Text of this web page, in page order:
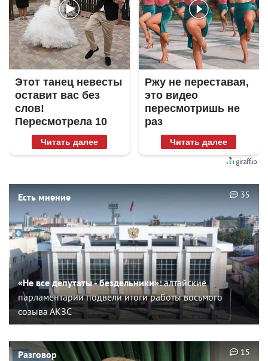
Этот танец невесты
оставит вас без
слов!
Пересмотрела 10
раз
Читать далее
Ржу не переставая,
это видео
пересмотришь не
раз
Читать далее
Есть мнение
«Не все депутаты - бездельники»:алтайские
парламентарии подвели итоги работы восьмого
созыва АКЗС
35
Разговор 15